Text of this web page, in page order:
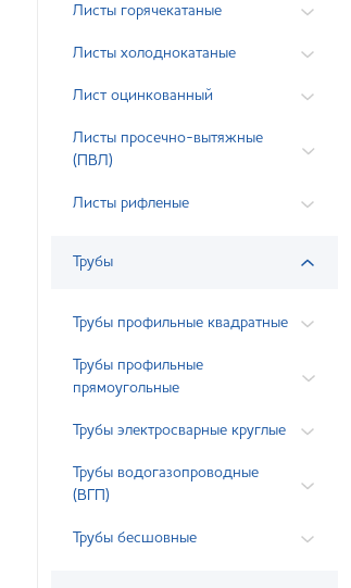
Листы горячекатаные
Листы холоднокатаные
Лист оцинкованный
Листы просечно-вытяжные
(ПВЛ)
Листы рифленые
Трубы
Трубы профильные квадратные
Трубы профильные
прямоугольные
Трубы электросварные круглые
Трубы водогазопроводные
(ВГП)
Трубы бесшовные